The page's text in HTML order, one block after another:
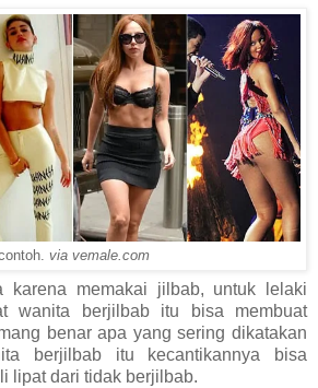
via vemale.com
karena memakai jilbab, untuk lelaki
wanita berjilbab itu bisa membuat
benar apa yang sering dikatakan
berjilbab itu kecantikannya bisa
lipat dari tidak berjilbab.